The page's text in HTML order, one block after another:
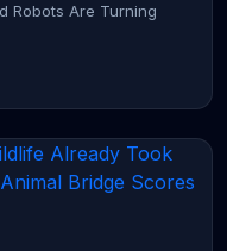
Robots Are Turning